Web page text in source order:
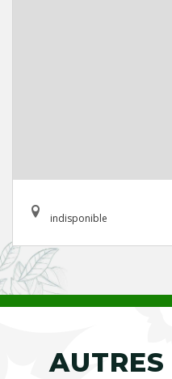
indisponible
AUTRES